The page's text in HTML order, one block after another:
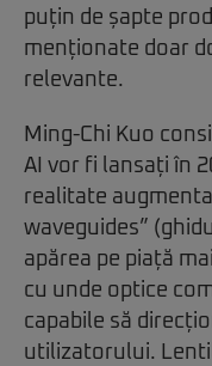
puțin de șapte
menționate doar
relevante.
Ming-Chi Kuo
AI vor fi lansați în
realitate
waveguides”
apărea pe piață
cu unde optice
capabile să
utilizatorului.